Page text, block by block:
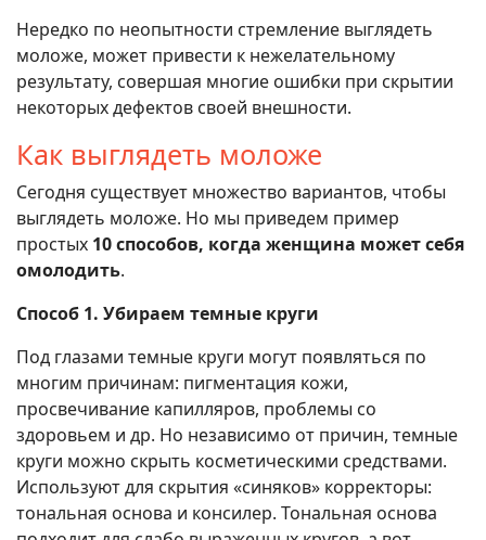
Нередко по неопытности стремление выглядеть
моложе, может привести к нежелательному
результату, совершая многие ошибки при скрытии
некоторых дефектов своей внешности.
Как выглядеть моложе
Сегодня существует множество вариантов, чтобы
выглядеть моложе. Но мы приведем пример
простых 10 способов, когда женщина может себя
омолодить.
Способ 1. Убираем темные круги
Под глазами темные круги могут появляться по
многим причинам: пигментация кожи,
просвечивание капилляров, проблемы со
здоровьем и др. Но независимо от причин, темные
круги можно скрыть косметическими средствами.
Используют для скрытия «синяков» корректоры:
тональная основа и консилер. Тональная основа